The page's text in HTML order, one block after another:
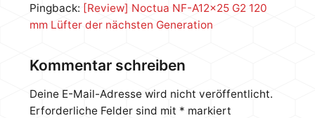
Pingback: [Review] Noctua NF-A12x25 G2 120
mm Lüfter der nächsten Generation
Kommentar schreiben
Deine E-Mail-Adresse wird nicht veröffentlicht.
Erforderliche Felder sind mit * markiert